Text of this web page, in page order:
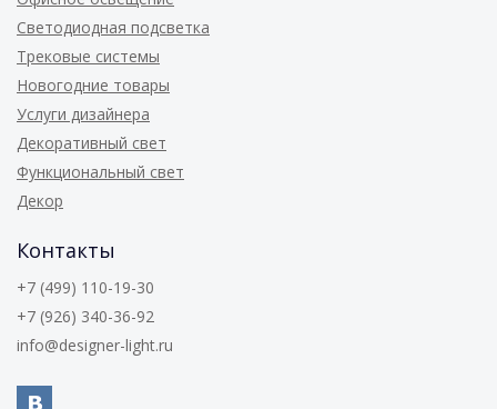
Светодиодная подсветка
Трековые системы
Новогодние товары
Услуги дизайнера
Декоративный свет
Функциональный свет
Декор
Контакты
+7 (499) 110-19-30
+7 (926) 340-36-92
info@designer-light.ru